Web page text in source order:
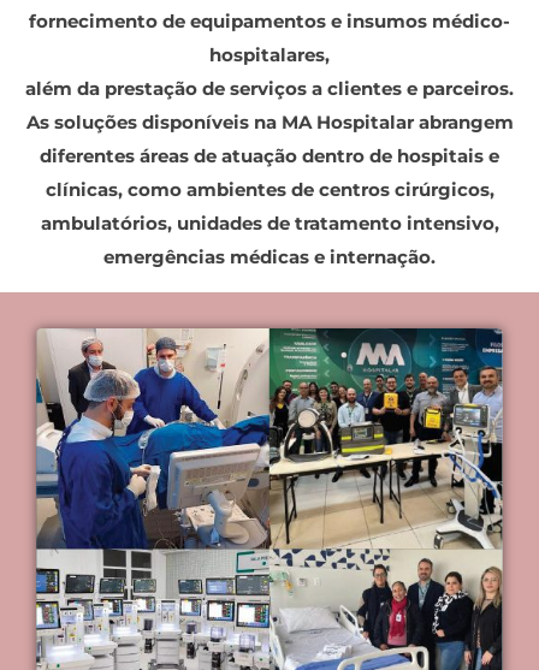
fornecimento de equipamentos e insumos médico-
hospitalares,
além da prestação de serviços a clientes e parceiros.
As soluções disponíveis na MA Hospitalar abrangem
diferentes áreas de atuação dentro de hospitais e
clínicas, como ambientes de centros cirúrgicos,
ambulatórios, unidades de tratamento intensivo,
emergências médicas e internação.